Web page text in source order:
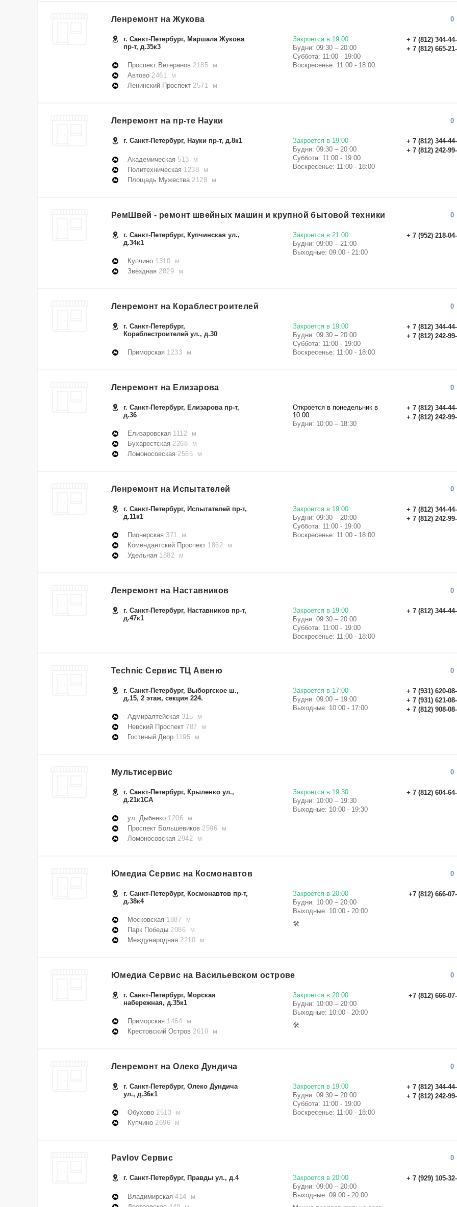
Ленремонт на Жукова 0
г. Санкт-Петербург, Маршала Жукова
пр-т, д.35к3
Проспект Ветеранов 2185 м
Автово 2461 м
Ленинский Проспект 2571 м
+ 7 (812) 344-
+ 7 (812) 665-
Закроется в 19:00
Будни: 09:30 – 20:00
Суббота: 11:00 - 19:00
Воскресенье: 11:00 - 18:00
Ленремонт на пр-те Науки 0
г. Санкт-Петербург, Науки пр-т, д.8к1
Академическая 513 м
Политехническая 1238 м
Площадь Мужества 2128 м
+ 7 (812) 344-
+ 7 (812) 242-
Закроется в 19:00
Будни: 09:30 – 20:00
Суббота: 11:00 - 19:00
Воскресенье: 11:00 - 18:00
РемШвей - ремонт швейных машин и крупной бытовой техники 0
г. Санкт-Петербург, Купчинская ул.,
д.34к1
Купчино 1310 м
Звёздная 2829 м
+ 7 (952) 218-
Закроется в 21:00
Будни: 09:00 – 21:00
Выходные: 09:00 - 21:00
Ленремонт на Кораблестроителей 0
г. Санкт-Петербург,
Кораблестроителей ул., д.30
Приморская 1233 м
+ 7 (812) 344-
+ 7 (812) 242-
Закроется в 19:00
Будни: 09:30 – 20:00
Суббота: 11:00 - 19:00
Воскресенье: 11:00 - 18:00
Ленремонт на Елизарова 0
г. Санкт-Петербург, Елизарова пр-т,
д.36
Елизаровская 1112 м
Бухарестская 2268 м
Ломоносовская 2565 м
+ 7 (812) 344-
+ 7 (812) 242-
Откроется в понедельник в
10:00
Будни: 10:00 – 18:30
Ленремонт на Испытателей 0
г. Санкт-Петербург, Испытателей пр-т,
д.11к1
Пионерская 371 м
Комендантский Проспект 1862 м
Удельная 1882 м
+ 7 (812) 344-
+ 7 (812) 242-
Закроется в 19:00
Будни: 09:30 – 20:00
Суббота: 11:00 - 19:00
Воскресенье: 11:00 - 18:00
Ленремонт на Наставников 0
г. Санкт-Петербург, Наставников пр-т,
д.47к1
+ 7 (812) 344-
Закроется в 19:00
Будни: 09:30 – 20:00
Суббота: 11:00 - 19:00
Воскресенье: 11:00 - 18:00
Technic Сервис ТЦ Авеню 0
г. Санкт-Петербург, Выборгское ш.,
д.15, 2 этаж, секция 224.
Адмиралтейская 315 м
Невский Проспект 787 м
Гостиный Двор 1195 м
+ 7 (931) 620-
+ 7 (931) 621-
+ 7 (812) 908-
Закроется в 17:00
Будни: 09:00 – 19:00
Выходные: 10:00 - 17:00
Мультисервис 0
г. Санкт-Петербург, Крыленко ул.,
д.21к1СА
ул. Дыбенко 1206 м
Проспект Большевиков 2596 м
Ломоносовская 2942 м
+ 7 (812) 604-
Закроется в 19:30
Будни: 10:00 – 19:30
Выходные: 10:00 - 19:30
Юмедиа Сервис на Космонавтов 0
г. Санкт-Петербург, Космонавтов пр-т,
д.38к4
Московская 1887 м
Парк Победы 2086 м
Международная 2210 м
+7 (812) 666-
Закроется в 20:00
Будни: 10:00 – 20:00
Выходные: 10:00 - 20:00
🛠
Юмедиа Сервис на Васильевском острове 0
г. Санкт-Петербург, Морская
набережная, д.35к1
Приморская 1464 м
Крестовский Остров 2610 м
+7 (812) 666-
Закроется в 20:00
Будни: 10:00 – 20:00
Выходные: 10:00 - 20:00
🛠
Ленремонт на Олеко Дундича 0
г. Санкт-Петербург, Олеко Дундича
ул., д.36к1
Обухово 2513 м
Купчино 2696 м
+ 7 (812) 344-
+ 7 (812) 242-
Закроется в 19:00
Будни: 09:30 – 20:00
Суббота: 11:00 - 19:00
Воскресенье: 11:00 - 18:00
Pavlov Сервис 0
г. Санкт-Петербург, Правды ул., д.4
Владимирская 414 м
+ 7 (929) 105-
Закроется в 20:00
Будни: 09:00 – 20:00
Выходные: 09:00 - 20:00